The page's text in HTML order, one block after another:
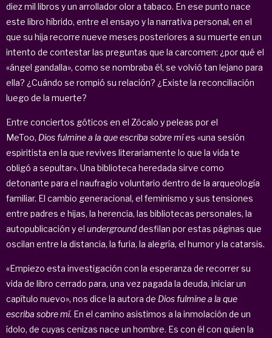
diez mil libros y un arrollador olor a tabaco. En ese punto nace
este libro híbrido, entre el ensayo y la narrativa personal, en el
que su hija recorre nueve meses posteriores a su muerte en un
intento de contestar las preguntas que la carcomen: ¿por qué el
«ángel gandalla», como se nombraba él, se volvió tan lejano para
ella? ¿Cuándo se rompió su relación? ¿Existe la reconciliación
luego de la muerte?
Entre conciertos góticos en el Zócalo y peleas por el
MeToo, Dios fulmine a la que escriba sobre míes «una sesión
espiritista en la que revives literariamente lo que la vida te
obligó a sepultar». Una biblioteca heredada sirve como
detonante para el naufragio voluntario dentro de la arqueología
familiar. El cambio generacional, el feminismo y sus tensiones
entre padres e hijas, la herencia, las bibliotecas personales, la
autopublicación y el undergrounddesfilan por estas páginas que
oscilan entre la distancia, la furia, la alegría, el humor y la catarsis.
«Empiezo esta investigación con la esperanza de recorrer su
vida de libro cerrado para, una vez pagada la deuda, iniciar un
capítulo nuevo», nos dice la autora de Dios fulmine a la que
escriba sobre mí. En el camino asistimos a la inmolación de un
ídolo, de cuyas cenizas nace un hombre. Es con él con quien la